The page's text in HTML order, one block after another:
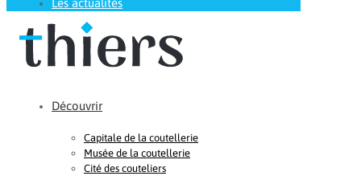
Les actualités
Découvrir
Capitale de la coutellerie
Musée de la coutellerie
Cité des couteliers